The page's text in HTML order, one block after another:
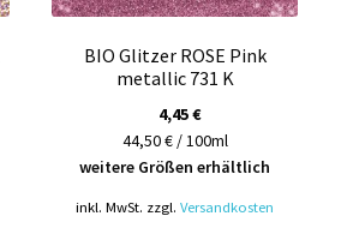
BIO Glitzer ROSE Pink
metallic 731 K
4,45€
44,50 € / 100ml
weitere Größen erhältlich
inkl. MwSt. zzgl.Versandkosten